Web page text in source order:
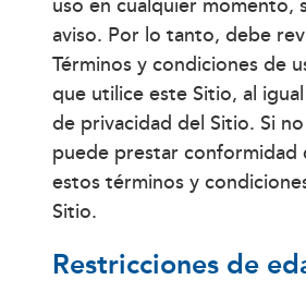
aviso. Por lo tanto, debe
Términos y condiciones de
que utilice este Sitio, al
de privacidad del Sitio. Si
puede prestar conformidad
estos términos y
Sitio.
Restricciones de